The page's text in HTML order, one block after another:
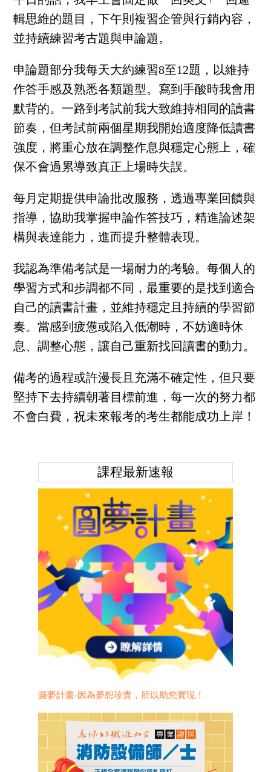
課程最新速報
圓夢計畫-因為夢想珍貴，所以助您實現！
輯思維的題目，下午則複習企管與行銷內容，
並持續練習考古題與申論題。
申論題部分我每天大約練習8至12題，以維持
作答手感及熟悉各類題型。寫到手酸時我會用
默背的。一路到考試前我大致維持相同的讀書
節奏，但考試前兩個星期我開始適度降低讀書
強度，將重心放在調整作息與穩定心態上，確
保不會過累導致真正上場時失誤。
每月定期提供申論批改服務，透過專業回饋與
指導，協助我掌握申論作答技巧，精進論述架
構與表達能力，進而提升整體表現。
我認為準備考試是一場耐力的考驗。每個人的
學習方式和步調都不同，最重要的是找到適合
自己的讀書計畫，並維持穩定且持續的學習節
奏。當感到疲憊或陷入低潮時，不妨適時休
息、調整心態，讓自己重新找回讀書的動力。
備考的過程或許漫長且充滿不確定性，但只要
堅持下去持續朝著目標前進，每一次的努力都
不會白費，祝未來報考的考生都能成功上岸！